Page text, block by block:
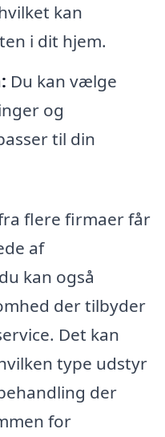
kan
i dit hjem.
Du kan vælge
og
til din
flere firmaer får
af
kan også
der tilbyder
Det kan
type udstyr
der
for